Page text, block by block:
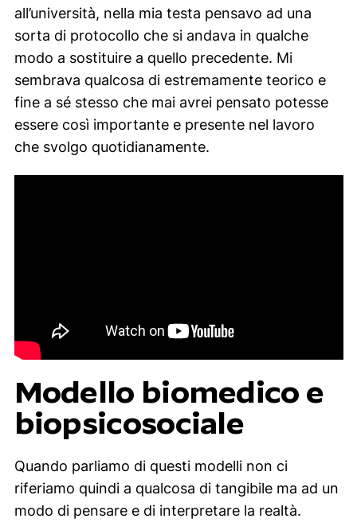
all’università, nella mia testa pensavo ad una
sorta di protocollo che si andava in qualche
modo a sostituire a quello precedente. Mi
sembrava qualcosa di estremamente teorico e
fine a sé stesso che mai avrei pensato potesse
essere così importante e presente nel lavoro
che svolgo quotidianamente.
Modello biomedico e
biopsicosociale
Quando parliamo di questi modelli non ci
riferiamo quindi a qualcosa di tangibile ma ad un
modo di pensare e di interpretare la realtà.